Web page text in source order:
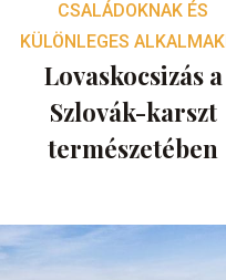
CSALÁDOKNAK ÉS
KÜLÖNLEGES
Lovaskocsizás a
Szlovák-karszt
természetében